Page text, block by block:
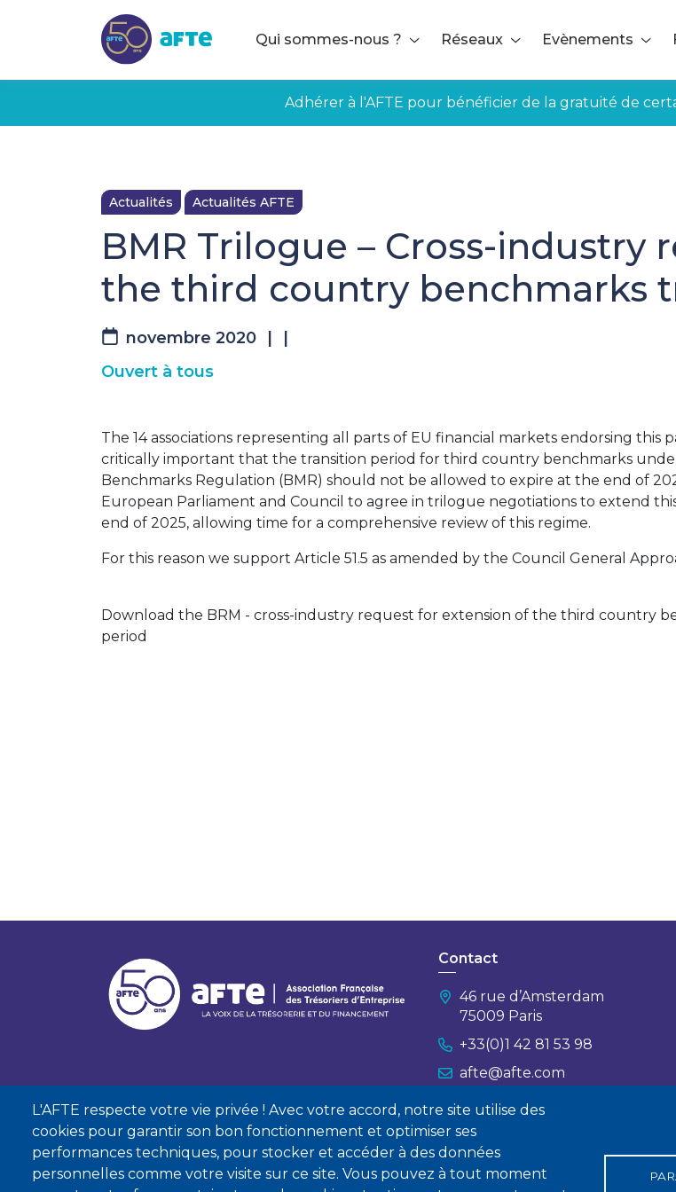
L'AFTE respecte votre vie privée ! Avec votre accord, notre site utilise des
cookies pour garantir son bon fonctionnement et optimiser ses
performances techniques, pour stocker et accéder à des données
personnelles comme votre visite sur ce site. Vous pouvez à tout moment
Qui sommes-nous ? Réseaux Evènements
Adhérer à l'AFTE pour bénéficier de la gratuité de
Actualités Actualités AFTE
BMR Trilogue – Cross-industry
the third country benchmarks
novembre 2020
Ouvert à tous
The 14 associations representing all parts of EU financial markets endorsing this
critically important that the transition period for third country benchmarks
Benchmarks Regulation (BMR) should not be allowed to expire at the end of
European Parliament and Council to agree in trilogue negotiations to extend
end of 2025, allowing time for a comprehensive review of this regime.
For this reason we support Article 51.5 as amended by the Council General
Download the BRM - cross-industry request for extension of the third country
period
Contact
46 rue d’Amsterdam
75009 Paris
+33(0)1 42 81 53 98
afte@afte.com
Nous contacter